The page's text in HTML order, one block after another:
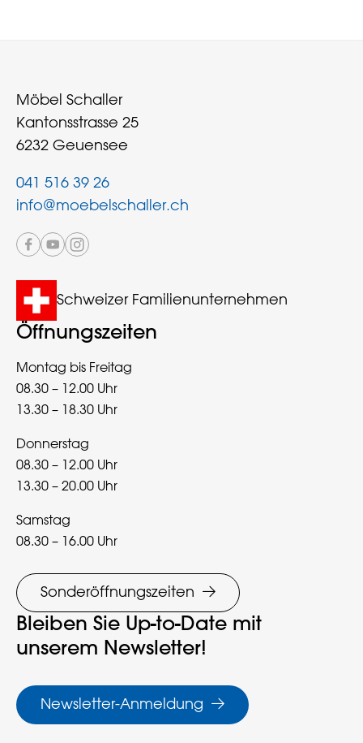
Möbel Schaller
Kantonsstrasse 25
6232 Geuensee
041 516 39 26
info@moebelschaller.ch
Schweizer Familienunternehmen
Öffnungszeiten
Montag bis Freitag
08.30 – 12.00 Uhr
13.30 – 18.30 Uhr
Donnerstag
08.30 – 12.00 Uhr
13.30 – 20.00 Uhr
Samstag
08.30 – 16.00 Uhr
Sonderöffnungszeiten
Bleiben Sie Up-to-Date mit
unserem Newsletter!
Newsletter-Anmeldung